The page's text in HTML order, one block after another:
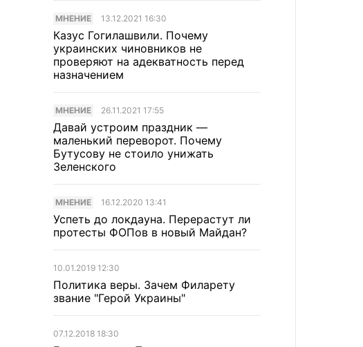
МНЕНИЕ 13.12.2021 16:30
Казус Гогилашвили. Почему
украинских чиновников не
проверяют на адекватность перед
назначением
МНЕНИЕ 26.11.2021 17:55
Давай устроим праздник —
маленький переворот. Почему
Бутусову не стоило унижать
Зеленского
МНЕНИЕ 16.12.2020 13:41
Успеть до локдауна. Перерастут ли
протесты ФОПов в новый Майдан?
10.01.2019 12:30
Политика веры. Зачем Филарету
звание "Герой Украины"
07.12.2018 18:30